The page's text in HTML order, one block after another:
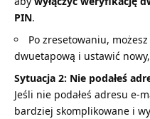
PIN.
Po zresetowaniu,
dwuetapową i ustawić
Sytuacja 2: Nie podałeś
Jeśli nie podałeś adresu e-
bardziej skomplikowane i